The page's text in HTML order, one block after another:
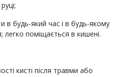
в будь-який час і в будь-якому
легко поміщається в кишені.
кисті після травми або